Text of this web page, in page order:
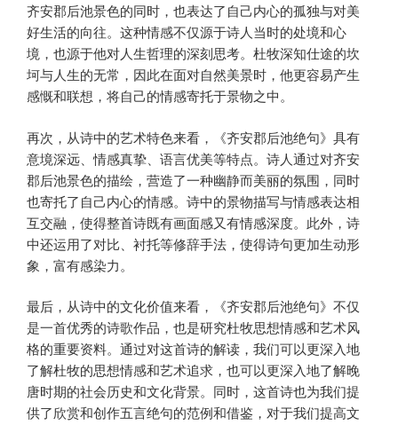
齐安郡后池景色的同时，也表达了自己内心的孤独与对美
好生活的向往。这种情感不仅源于诗人当时的处境和心
境，也源于他对人生哲理的深刻思考。杜牧深知仕途的坎
坷与人生的无常，因此在面对自然美景时，他更容易产生
感慨和联想，将自己的情感寄托于景物之中。
再次，从诗中的艺术特色来看，《齐安郡后池绝句》具有
意境深远、情感真挚、语言优美等特点。诗人通过对齐安
郡后池景色的描绘，营造了一种幽静而美丽的氛围，同时
也寄托了自己内心的情感。诗中的景物描写与情感表达相
互交融，使得整首诗既有画面感又有情感深度。此外，诗
中还运用了对比、衬托等修辞手法，使得诗句更加生动形
象，富有感染力。
最后，从诗中的文化价值来看，《齐安郡后池绝句》不仅
是一首优秀的诗歌作品，也是研究杜牧思想情感和艺术风
格的重要资料。通过对这首诗的解读，我们可以更深入地
了解杜牧的思想情感和艺术追求，也可以更深入地了解晚
唐时期的社会历史和文化背景。同时，这首诗也为我们提
供了欣赏和创作五言绝句的范例和借鉴，对于我们提高文